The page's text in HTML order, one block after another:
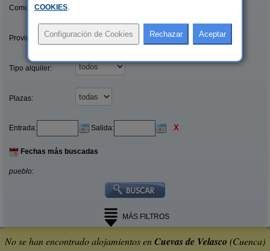
Comunidades:
Provincias/Islas:
Tipo alquiler:
Plazas:
Entrada: Salida: X
Fechas más buscadas
pueblo:
MÁS FILTROS
No se han encontrado alojamientos enCuevas de Velasco (Cuenca)
COOKIES.